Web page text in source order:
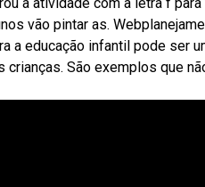
vão pintar as.
a educação infantil pode ser
São exemplos que